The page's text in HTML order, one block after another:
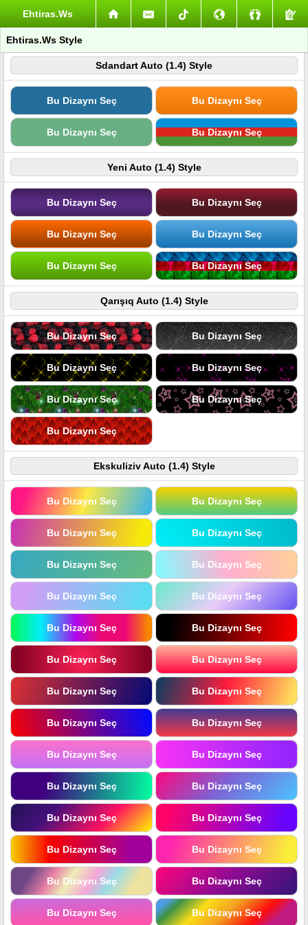
Ehtiras.Ws
Ehtiras.Ws Style
Sdandart Auto (1.4) Style
Bu Dizaynı Seç Bu Dizaynı Seç
Bu Dizaynı Seç Bu Dizaynı Seç
Yeni Auto (1.4) Style
Bu Dizaynı Seç Bu Dizaynı Seç
Bu Dizaynı Seç Bu Dizaynı Seç
Bu Dizaynı Seç Bu Dizaynı Seç
Qarışıq Auto (1.4) Style
Bu Dizaynı Seç Bu Dizaynı Seç
Bu Dizaynı Seç Bu Dizaynı Seç
Bu Dizaynı Seç Bu Dizaynı Seç
Bu Dizaynı Seç
Ekskuliziv Auto (1.4) Style
Bu Dizaynı Seç Bu Dizaynı Seç
Bu Dizaynı Seç Bu Dizaynı Seç
Bu Dizaynı Seç Bu Dizaynı Seç
Bu Dizaynı Seç Bu Dizaynı Seç
Bu Dizaynı Seç Bu Dizaynı Seç
Bu Dizaynı Seç Bu Dizaynı Seç
Bu Dizaynı Seç Bu Dizaynı Seç
Bu Dizaynı Seç Bu Dizaynı Seç
Bu Dizaynı Seç Bu Dizaynı Seç
Bu Dizaynı Seç Bu Dizaynı Seç
Bu Dizaynı Seç Bu Dizaynı Seç
Bu Dizaynı Seç Bu Dizaynı Seç
Bu Dizaynı Seç Bu Dizaynı Seç
Bu Dizaynı Seç Bu Dizaynı Seç